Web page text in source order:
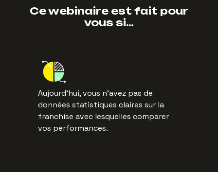
Ce webinaire est fait pour
vous si…
Aujourd’hui, vous n’avez pas de
données statistiques claires sur la
franchise avec lesquelles comparer
vos performances.